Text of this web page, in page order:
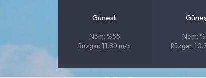
Güneşli
Nem: %55
Rüzgar: 11.89 m/s
Nem:
Rüzgar: